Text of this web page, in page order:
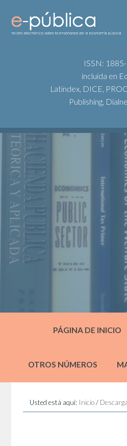
ISSN:
incluida en
Latindex, DICE,
Publishing,
PÁGINA DE INICIO
OTROS NÚMEROS
Usted está aquí: Inicio /